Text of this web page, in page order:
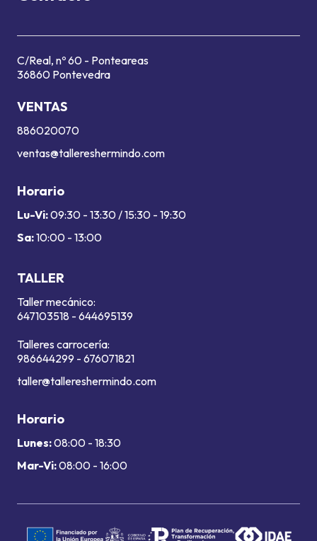
C/Real, nº 60 - Ponteareas
36860 Pontevedra
VENTAS
886020070
ventas@tallereshermindo.com
Horario
Lu-Vi:09:30 - 13:30 / 15:30 - 19:30
Sa:10:00 - 13:00
TALLER
Taller mecánico:
647103518 - 644695139
Talleres carrocería:
986644299 - 676071821
taller@tallereshermindo.com
Horario
Lunes:08:00 - 18:30
Mar-Vi:08:00 - 16:00